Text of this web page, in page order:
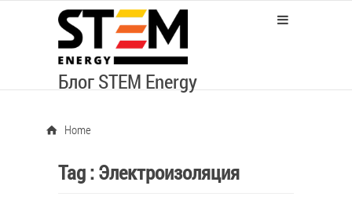
Блог STEM Energy
Home
Tag :Электроизоляция